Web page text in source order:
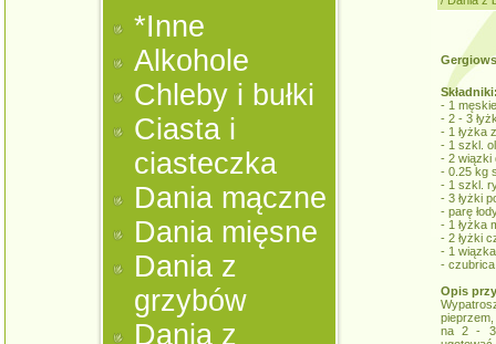
*Inne
Alkohole
Chleby i bułki
Ciasta i
ciasteczka
Dania mączne
Dania mięsne
Dania z
grzybów
Dania z
- 1
- 2 - 3
- 1 łyżka
- 1 szkl.
- 2 wiązki
- 0.25 kg
- 1 szkl.
- 3 łyżki
- parę
- 1 łyżka
- 2 łyżki
- 1
- czubrica
Opis
na 2 - 3